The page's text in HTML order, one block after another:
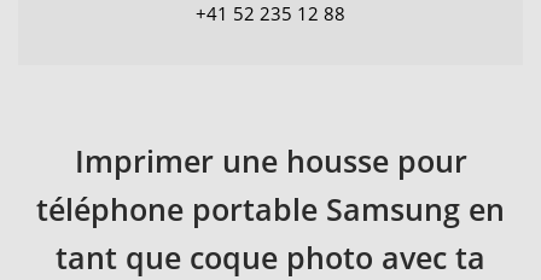
+41 52 235 12 88
Imprimer une housse pour
téléphone portable Samsung en
tant que coque photo avec ta